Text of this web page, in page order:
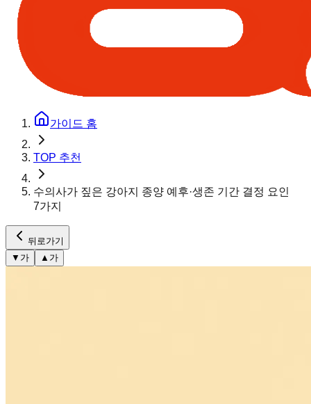
가이드 홈
TOP 추천
수의사가 짚은 강아지 종양 예후·생존 기간 결정 요인
7가지
뒤로가기
▼ 가 ▲ 가